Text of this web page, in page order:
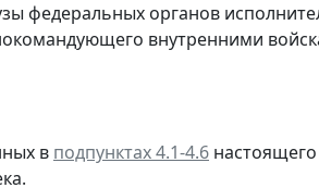
федеральных органов
внутренними
в подпунктах 4.1-4.6